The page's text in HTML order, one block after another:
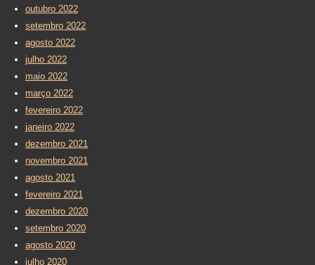
outubro 2022
setembro 2022
agosto 2022
julho 2022
maio 2022
março 2022
fevereiro 2022
janeiro 2022
dezembro 2021
novembro 2021
agosto 2021
fevereiro 2021
dezembro 2020
setembro 2020
agosto 2020
julho 2020